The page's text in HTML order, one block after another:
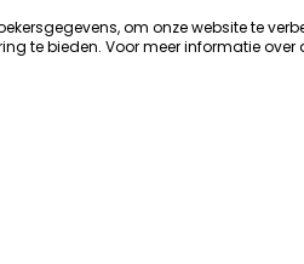
vragen
De Nieuwe
Nederland
om onze website te
te bieden. Voor meer informatie over